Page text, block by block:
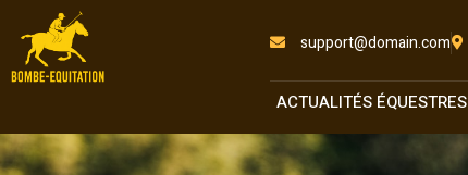
support@domain.com
ACTUALITÉS ÉQUESTRES